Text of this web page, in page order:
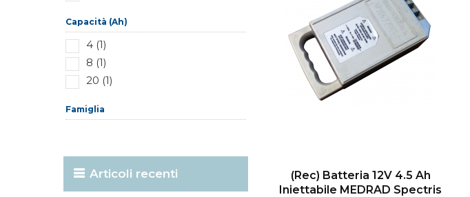
Capacità (Ah)
4 (1)
8 (1)
20 (1)
Famiglia
Articoli recenti
(rec) Batteria 12V 4.5 Ah
Iniettabile MEDRAD Spectris